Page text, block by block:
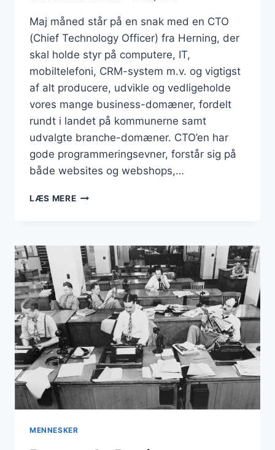
Maj måned står på en snak med en CTO
(Chief Technology Officer) fra Herning, der
skal holde styr på computere, IT,
mobiltelefoni, CRM-system m.v. og vigtigst
af alt producere, udvikle og vedligeholde
vores mange business-domæner, fordelt
rundt i landet på kommunerne samt
udvalgte branche-domæner. CTO’en har
gode programmeringsevner, forstår sig på
både websites og webshops,…
LÆS MERECTO
MENNESKER